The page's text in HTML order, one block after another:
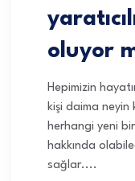
oluyor
Hepimizin
kişi daima neyin
herhangi yeni
hakkında
sağlar....